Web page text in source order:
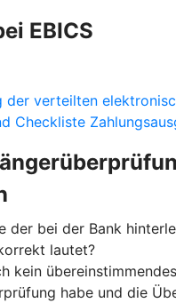
EBICS
der verteilten
Checkliste
der bei der Bank
lautet?
kein
habe und die